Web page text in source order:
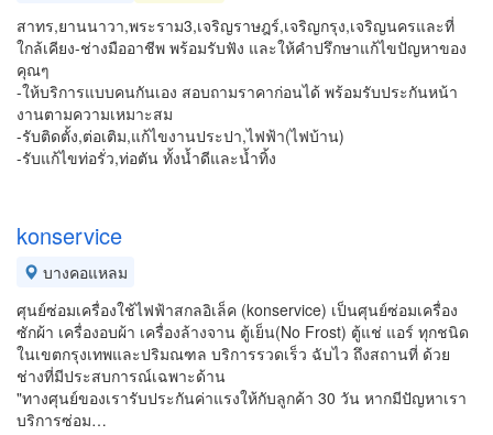
สาทร,ยานนาวา,พระราม3,เจริญราษฎร์,เจริญกรุง,เจริญนครและที่
ใกล้เคียง-ช่างมืออาชีพ พร้อมรับฟัง และให้คำปรึกษาแก้ไขปัญหาของ
คุณๆ
-ให้บริการแบบคนกันเอง สอบถามราคาก่อนได้ พร้อมรับประกันหน้า
งานตามความเหมาะสม
-รับติดตั้ง,ต่อเติม,แก้ไขงานประปา,ไฟฟ้า(ไฟบ้าน)
-รับแก้ไขท่อรั่ว,ท่อตัน ทั้งน้ำดีและน้ำทิ้ง
konservice
บางคอแหลม
ศุนย์ซ่อมเครื่องใช้ไฟฟ้าสกลอิเล็ค (konservice) เป็นศุนย์ซ่อมเครื่อง
ซักผ้า เครื่องอบผ้า เครื่องล้างจาน ตู้เย็น(No Frost) ตู้แช่ แอร์ ทุกชนิด
ในเขตกรุงเทพและปริมณฑล บริการรวดเร็ว ฉับไว ถึงสถานที่ ด้วย
ช่างที่มีประสบการณ์เฉพาะด้าน
"ทางศุนย์ของเรารับประกันค่าแรงให้กับลูกค้า 30 วัน หากมีปัญหาเรา
บริการซ่อม…